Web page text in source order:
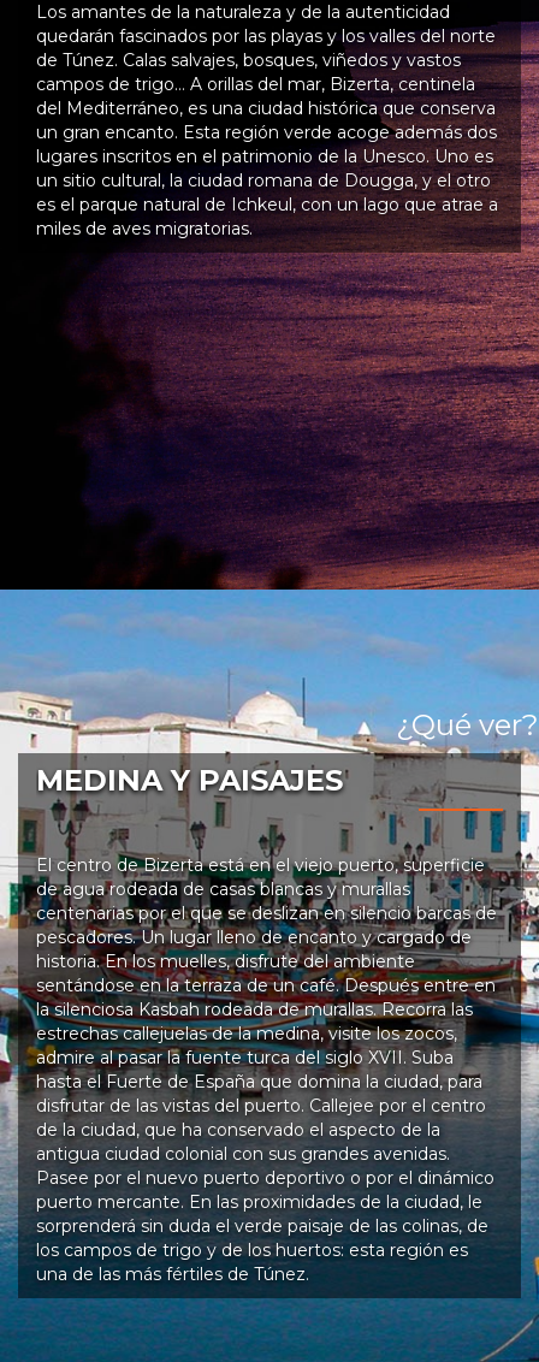
Los amantes de la naturaleza y de la autenticidad
quedarán fascinados por las playas y los valles del norte
de Túnez. Calas salvajes, bosques, viñedos y vastos
campos de trigo… A orillas del mar, Bizerta, centinela
del Mediterráneo, es una ciudad histórica que conserva
un gran encanto. Esta región verde acoge además dos
lugares inscritos en el patrimonio de la Unesco. Uno es
un sitio cultural, la ciudad romana de Dougga, y el otro
es el parque natural de Ichkeul, con un lago que atrae a
miles de aves migratorias.
¿Qué ver?
MEDINA Y PAISAJES
El centro de Bizerta está en el viejo puerto, superficie
de agua rodeada de casas blancas y murallas
centenarias por el que se deslizan en silencio barcas de
pescadores. Un lugar lleno de encanto y cargado de
historia. En los muelles, disfrute del ambiente
sentándose en la terraza de un café. Después entre en
la silenciosa Kasbah rodeada de murallas. Recorra las
estrechas callejuelas de la medina, visite los zocos,
admire al pasar la fuente turca del siglo XVII. Suba
hasta el Fuerte de España que domina la ciudad, para
disfrutar de las vistas del puerto. Callejee por el centro
de la ciudad, que ha conservado el aspecto de la
antigua ciudad colonial con sus grandes avenidas.
Pasee por el nuevo puerto deportivo o por el dinámico
puerto mercante. En las proximidades de la ciudad, le
sorprenderá sin duda el verde paisaje de las colinas, de
los campos de trigo y de los huertos: esta región es
una de las más fértiles de Túnez.